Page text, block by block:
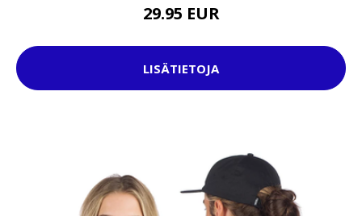
29.95 EUR
LISÄTIETOJA